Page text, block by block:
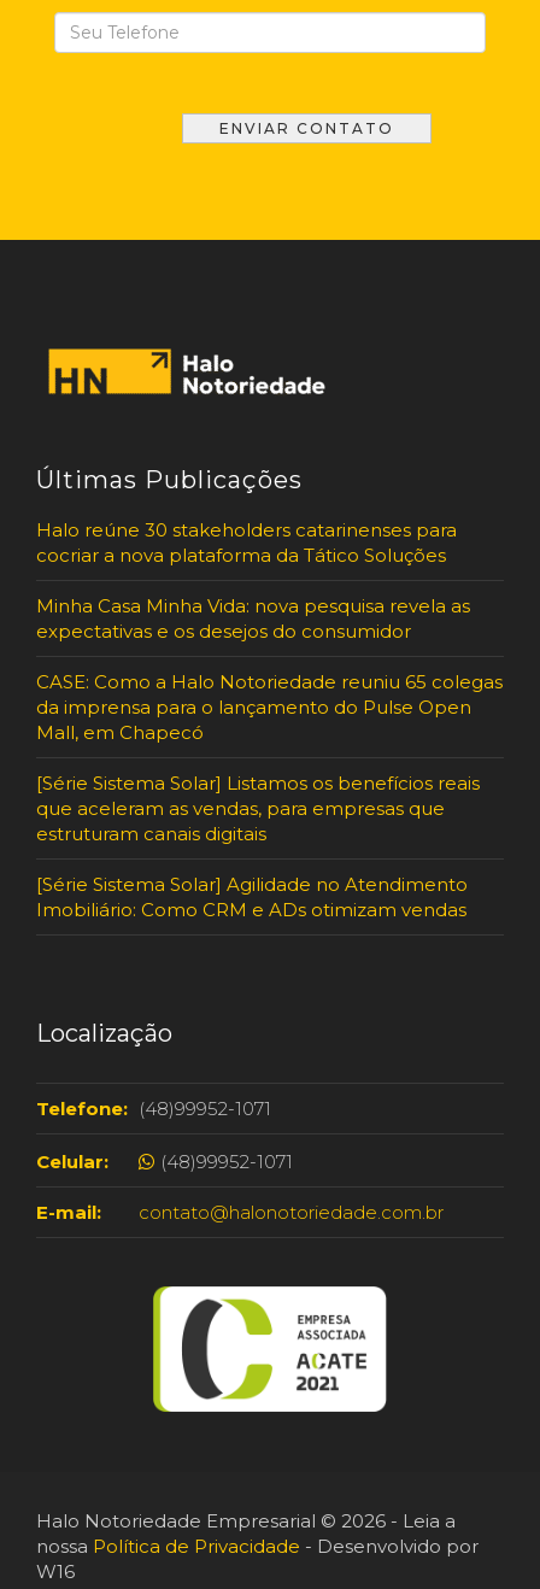
Últimas Publicações
Halo reúne 30 stakeholders catarinenses para
cocriar a nova plataforma da Tático Soluções
Minha Casa Minha Vida: nova pesquisa revela as
expectativas e os desejos do consumidor
CASE: Como a Halo Notoriedade reuniu 65 colegas
da imprensa para o lançamento do Pulse Open
Mall, em Chapecó
[Série Sistema Solar] Listamos os benefícios reais
que aceleram as vendas, para empresas que
estruturam canais digitais
[Série Sistema Solar] Agilidade no Atendimento
Imobiliário: Como CRM e ADs otimizam vendas
Localização
Telefone: (48)99952-1071
Celular: (48)99952-1071
E-mail: contato@halonotoriedade.com.br
Halo Notoriedade Empresarial © 2026 - Leia a
nossa Política de Privacidade - Desenvolvido por
W16